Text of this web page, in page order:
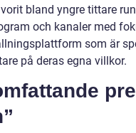
bland yngre tittare
och kanaler med
som är
på deras egna villkor.